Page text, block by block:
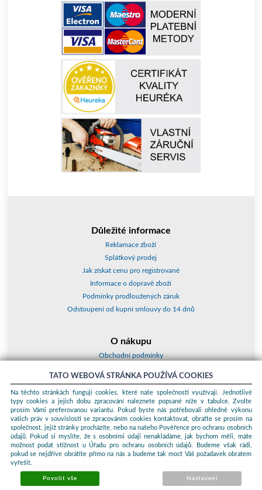
Důležité informace
Reklamace zboží
Splátkový prodej
Jak získat cenu pro registrované
Informace o dopravě zboží
Podmínky prodloužených záruk
Odstoupení od kupní smlouvy do 14 dnů
O nákupu
Obchodní podmínky
Kontakty a adresy
Essox splátky
Podle zákona o evidenci tržeb je prodávající povinen vystavit kupujícímu
účtenku. Zároveň je povinen zaevidovat přijatou tržbu u správce daně
online; v případě technického výpadku pak nejpozději do 48 hodin.
© 2026 ProKauf Komplex s.r.o. Všechna práva vyhrazena.
systems
pronájem e-shopů
TATO WEBOVÁ STRÁNKA POUŽÍVÁ COOKIES
Na těchto stránkách fungují cookies, které naše společnosti využívají. Jednotlivé
typy cookies a jejich dobu zpracování naleznete popsané níže v tabulce. Zvolte
prosím Vámi preferovanou variantu. Pokud byste nás potřebovali ohledně výkonu
vašich práv v souvislosti se zpracováním cookies kontaktovat, obraťte se prosím na
společnost, jejíž stránky procházíte, nebo na našeho Pověřence pro ochranu osobních
údajů. Pokud si myslíte, že s osobními údaji nenakládáme, jak bychom měli, máte
možnost podat stížnost u Úřadu pro ochranu osobních údajů. Budeme však rádi,
pokud se nejdříve obrátíte přímo na nás a budeme tak moct Váš požadavek obratem
vyřešit.
Povolit vše Nastavení